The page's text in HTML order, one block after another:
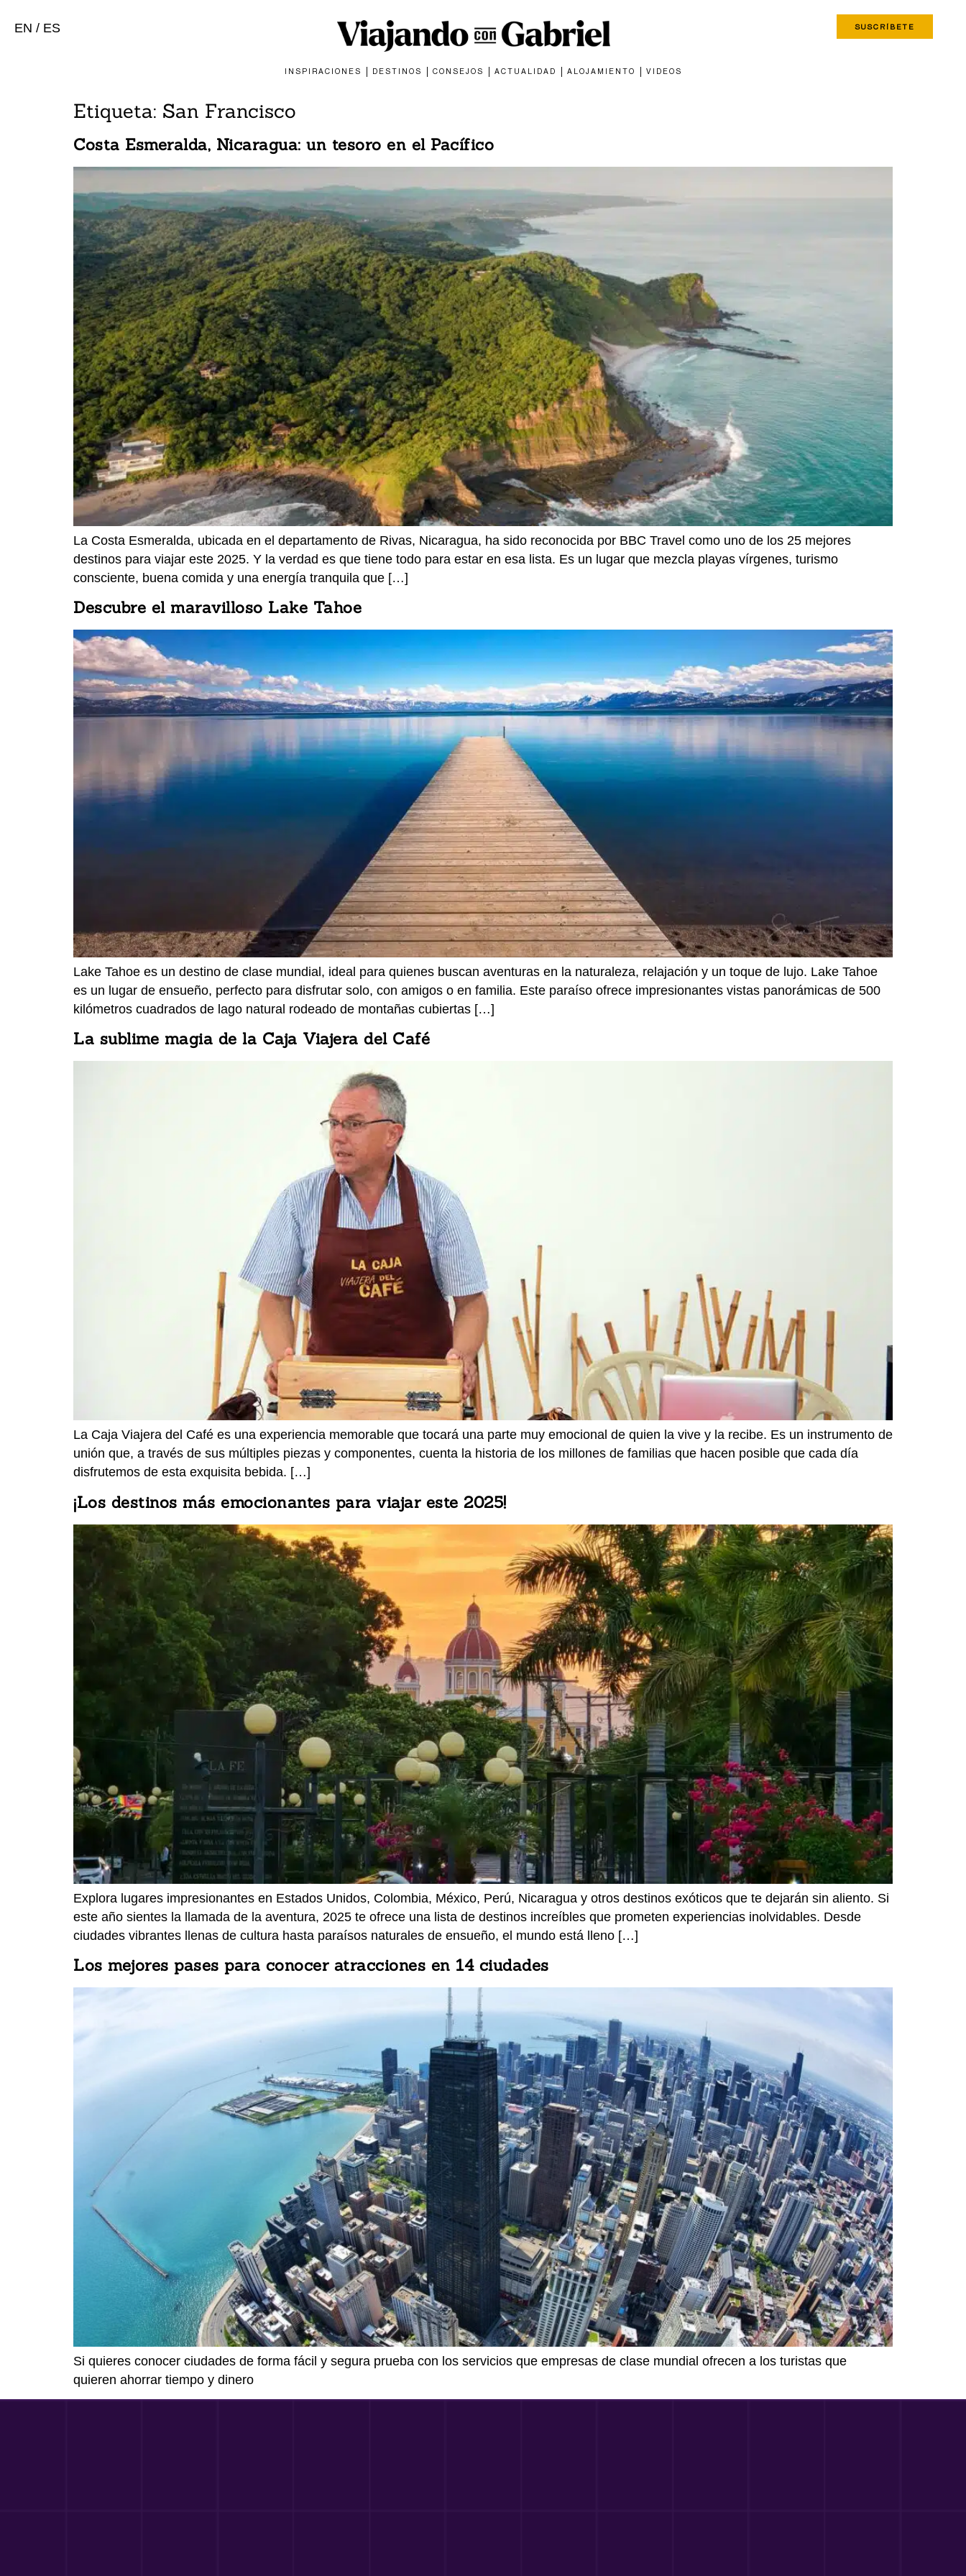
EN / ES SUSCRÍBETE
INSPIRACIONES DESTINOS CONSEJOS ACTUALIDAD ALOJAMIENTO VIDEOS
Etiqueta: San Francisco
Costa Esmeralda, Nicaragua: un tesoro en el Pacífico
La Costa Esmeralda, ubicada en el departamento de Rivas, Nicaragua, ha sido reconocida por BBC Travel como uno de los 25 mejores
destinos para viajar este 2025. Y la verdad es que tiene todo para estar en esa lista. Es un lugar que mezcla playas vírgenes, turismo
consciente, buena comida y una energía tranquila que […]
Descubre el maravilloso Lake Tahoe
Lake Tahoe es un destino de clase mundial, ideal para quienes buscan aventuras en la naturaleza, relajación y un toque de lujo. Lake Tahoe
es un lugar de ensueño, perfecto para disfrutar solo, con amigos o en familia. Este paraíso ofrece impresionantes vistas panorámicas de 500
kilómetros cuadrados de lago natural rodeado de montañas cubiertas […]
La sublime magia de la Caja Viajera del Café
La Caja Viajera del Café es una experiencia memorable que tocará una parte muy emocional de quien la vive y la recibe. Es un instrumento de
unión que, a través de sus múltiples piezas y componentes, cuenta la historia de los millones de familias que hacen posible que cada día
disfrutemos de esta exquisita bebida. […]
¡Los destinos más emocionantes para viajar este 2025!
Explora lugares impresionantes en Estados Unidos, Colombia, México, Perú, Nicaragua y otros destinos exóticos que te dejarán sin aliento. Si
este año sientes la llamada de la aventura, 2025 te ofrece una lista de destinos increíbles que prometen experiencias inolvidables. Desde
ciudades vibrantes llenas de cultura hasta paraísos naturales de ensueño, el mundo está lleno […]
Los mejores pases para conocer atracciones en 14 ciudades
Si quieres conocer ciudades de forma fácil y segura prueba con los servicios que empresas de clase mundial ofrecen a los turistas que
quieren ahorrar tiempo y dinero